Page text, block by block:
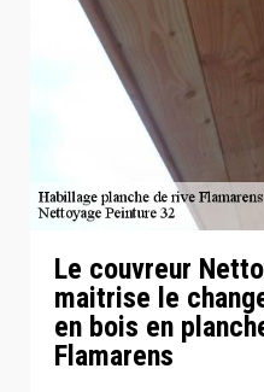
Le couvreur
maitrise le
en bois en
Flamarens